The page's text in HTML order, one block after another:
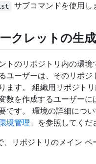
サブコマンドを使用し
クレットの生成
トのリポジトリ内の環境
ユーザーは、そのリポジ
ます。 組織用リポジト
数を作成するユーザーに
です。 環境の詳細につ
境管理 」を参照してくだ
リポジトリのメイン ペ